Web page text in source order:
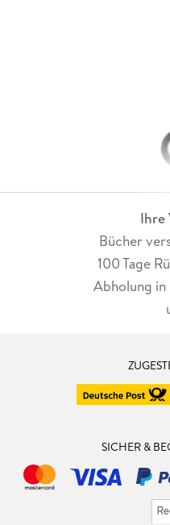
Ihre
Bücher
100 Tage
Abholung in
SICHER &